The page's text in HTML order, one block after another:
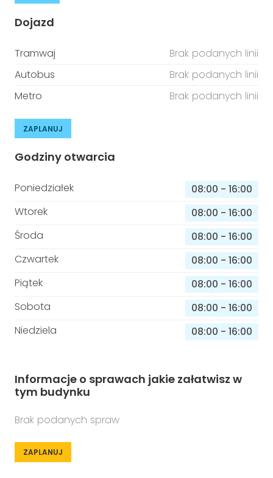
Dojazd
Tramwaj
Brak podanych linii
Autobus
Brak podanych linii
Metro
Brak podanych linii
ZAPLANUJ
Godziny otwarcia
Poniedziałek 08:00 - 16:00
Wtorek
08:00 - 16:00
Środa
08:00 - 16:00
Czwartek
08:00 - 16:00
Piątek
08:00 - 16:00
Sobota
08:00 - 16:00
Niedziela
08:00 - 16:00
Informacje o sprawach jakie załatwisz w
tym budynku
Brak podanych spraw
ZAPLANUJ